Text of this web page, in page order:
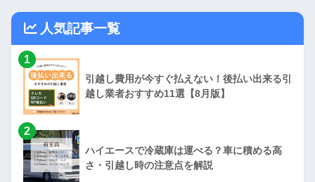
人気記事一覧
1
引越し費用が今すぐ払えない！後払い出来る引
越し業者おすすめ11選【8月版】
2
ハイエースで冷蔵庫は運べる？車に積める高
さ・引越し時の注意点を解説